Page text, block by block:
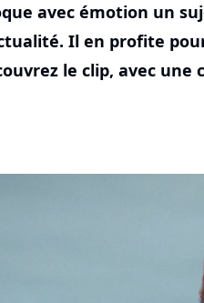
avec émotion un
Il en profite
le clip, avec